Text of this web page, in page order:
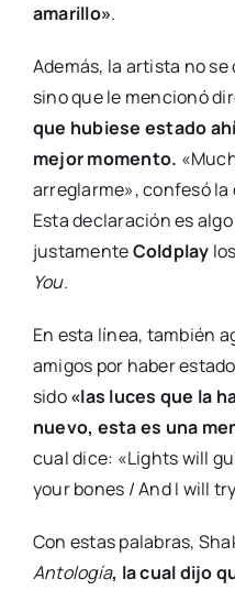
amarillo».
Además, la artista no
sino que le mencionó
que hubiese estado
mejor momento.
arreglarme», confesó
Esta declaración es
justamenteColdplay
You.
En esta línea, también
amigos por haber
sido«las luces que la
nuevo, esta es una
cual dice: «Lights will
your bones / And I will
Con estas palabras,
Antología, la cual dijo